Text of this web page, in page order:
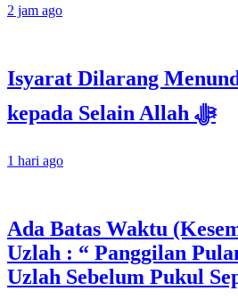
2 jam ago
Isyarat Dilarang
kepada Selain Allah ﷻ
1 hari ago
Ada Batas Waktu
Uzlah : “ Panggilan
Uzlah Sebelum Pukul